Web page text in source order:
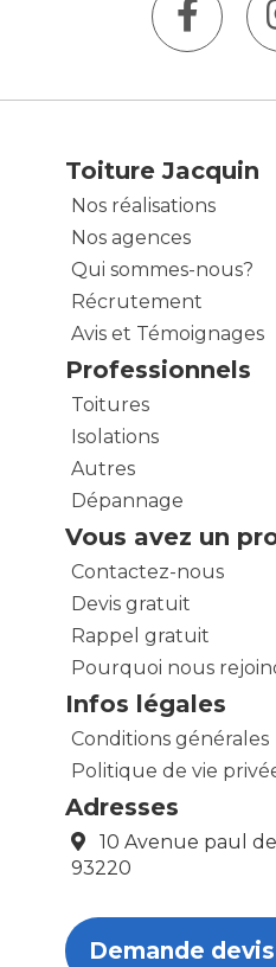
Toiture Jacquin
Nos réalisations
Nos agences
Qui sommes-nous?
Récrutement
Avis et Témoignages
Professionnels
Toitures
Isolations
Autres
Dépannage
Vous avez un
Contactez-nous
Devis gratuit
Rappel gratuit
Pourquoi nous
Infos légales
Conditions générales
Politique de vie
Adresses
10 Avenue paul
93220
Demande